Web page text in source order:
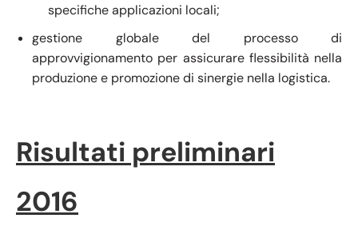
specifiche applicazioni locali;
gestione globale del processo di
approvvigionamento per assicurare flessibilità nella
produzione e promozione di sinergie nella logistica.
Risultati preliminari
2016